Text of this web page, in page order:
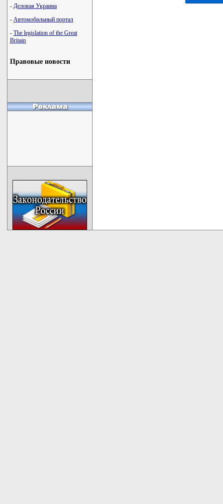
- Деловая Украина
- Автомобильный портал
- The legislation of the Great
Britain
Правовые новости